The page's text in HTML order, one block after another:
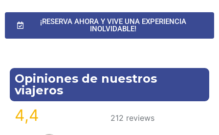
¡RESERVA AHORA Y VIVE UNA EXPERIENCIA
INOLVIDABLE!
Opiniones de nuestros
viajeros
4,4 212 reviews